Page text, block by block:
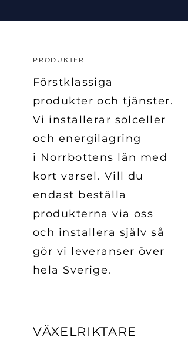
PRODUKTER
Förstklassiga
produkter och tjänster.
Vi installerar solceller
och energilagring
i Norrbottens län med
kort varsel. Vill du
endast beställa
produkterna via oss
och installera själv så
gör vi leveranser över
hela Sverige.
VÄXELRIKTARE